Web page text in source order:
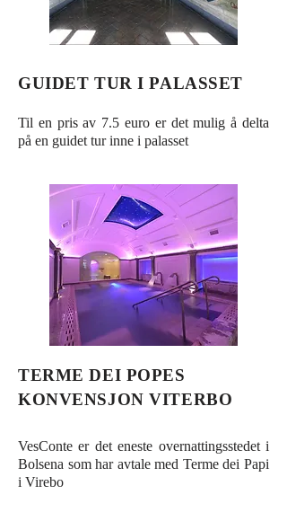
GUIDET TUR I PALASSET
Til en pris av 7.5 euro er det mulig å delta
på en guidet tur inne i palasset
TERME DEI POPES
KONVENSJON VITERBO
VesConte er det eneste overnattingsstedet i
Bolsena som har avtale med Terme dei Papi
i Virebo